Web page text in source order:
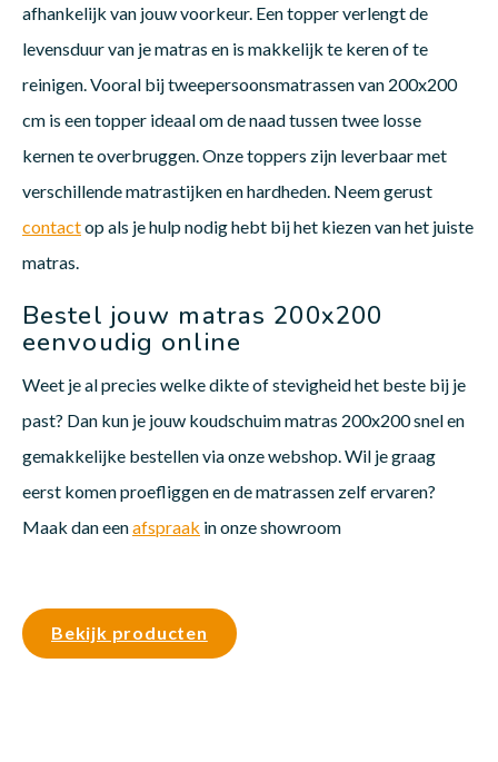
afhankelijk van jouw voorkeur. Een topper verlengt de
levensduur van je matras en is makkelijk te keren of te
reinigen. Vooral bij tweepersoonsmatrassen van 200x200
cm is een topper ideaal om de naad tussen twee losse
kernen te overbruggen. Onze toppers zijn leverbaar met
verschillende matrastijken en hardheden. Neem gerust
contactop als je hulp nodig hebt bij het kiezen van het juiste
matras.
Bestel jouw matras 200x200
eenvoudig online
Weet je al precies welke dikte of stevigheid het beste bij je
past? Dan kun je jouw koudschuim matras 200x200 snel en
gemakkelijke bestellen via onze webshop. Wil je graag
eerst komen proefliggen en de matrassen zelf ervaren?
Maak dan eenafspraak in onze showroom
Bekijk producten